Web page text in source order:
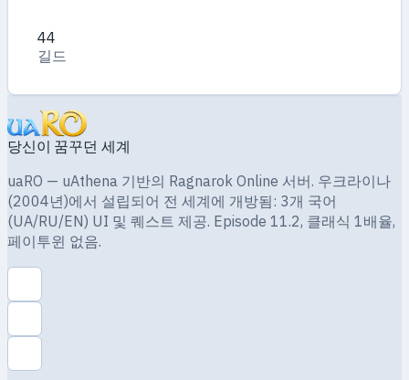
44
길드
당신이 꿈꾸던 세계
uaRO — uAthena 기반의 Ragnarok Online 서버. 우크라이나
(2004년)에서 설립되어 전 세계에 개방됨: 3개 국어
(UA/RU/EN) UI 및 퀘스트 제공. Episode 11.2, 클래식 1배율,
페이투윈 없음.